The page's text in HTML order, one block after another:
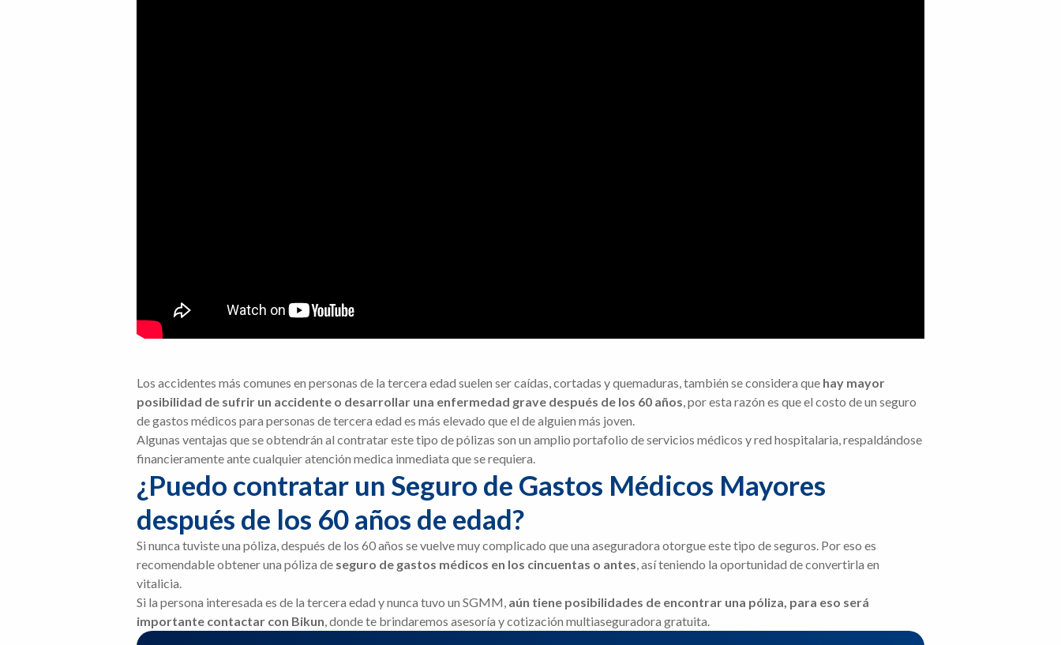
Los accidentes más comunes en personas de la tercera edad suelen ser caídas, cortadas y quemaduras, también se considera que hay mayor
posibilidad de sufrir un accidente o desarrollar una enfermedad grave después de los 60 años, por esta razón es que el costo de un seguro
de gastos médicos para personas de tercera edad es más elevado que el de alguien más joven.
Algunas ventajas que se obtendrán al contratar este tipo de pólizas son un amplio portafolio de servicios médicos y red hospitalaria, respaldándose
financieramente ante cualquier atención medica inmediata que se requiera.
¿Puedo contratar un Seguro de Gastos Médicos Mayores
después de los 60 años de edad?
Si nunca tuviste una póliza, después de los 60 años se vuelve muy complicado que una aseguradora otorgue este tipo de seguros. Por eso es
recomendable obtener una póliza de seguro de gastos médicos en los cincuentas o antes, así teniendo la oportunidad de convertirla en
vitalicia.
Si la persona interesada es de la tercera edad y nunca tuvo un SGMM, aún tiene posibilidades de encontrar una póliza, para eso será
importante contactar con Bikun, donde te brindaremos asesoría y cotización multiaseguradora gratuita.